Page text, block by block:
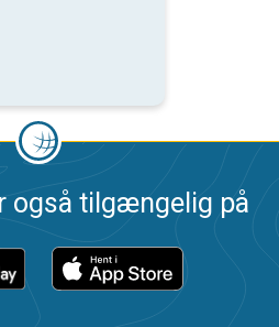
også tilgængelig på